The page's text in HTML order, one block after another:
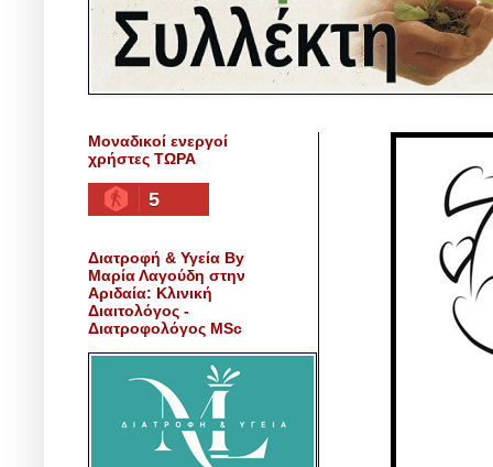
Μοναδικοί ενεργοί
χρήστες ΤΩΡΑ
5
Διατροφή & Υγεία By
Μαρία Λαγούδη στην
Αριδαία: Κλινική
Διαιτολόγος -
Διατροφολόγος MSc